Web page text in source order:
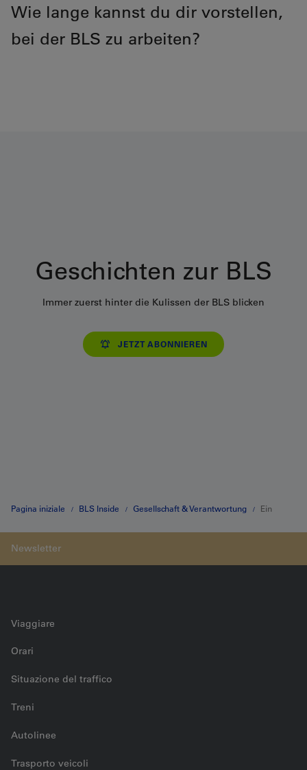
Wie lange kannst du dir vorstellen,
bei der BLS zu arbeiten?
Geschichten zur BLS
Immer zuerst hinter die Kulissen der BLS blicken
JETZT ABONNIEREN
Pagina iniziale BLS Inside Gesellschaft & Verantwortung Ein
Viaggiare
Orari
Situazione del traffico
Treni
Autolinee
Trasporto veicoli